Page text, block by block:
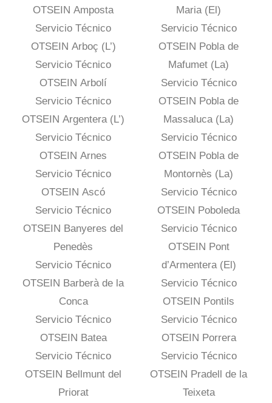
OTSEIN Amposta
Servicio Técnico
OTSEIN Arboç (L’)
Servicio Técnico
OTSEIN Arbolí
Servicio Técnico
OTSEIN Argentera (L’)
Servicio Técnico
OTSEIN Arnes
Servicio Técnico
OTSEIN Ascó
Servicio Técnico
OTSEIN Banyeres del
Penedès
Servicio Técnico
OTSEIN Barberà de la
Conca
Servicio Técnico
OTSEIN Batea
Servicio Técnico
OTSEIN Bellmunt del
Priorat
Maria (El)
Servicio Técnico
OTSEIN Pobla de
Mafumet (La)
Servicio Técnico
OTSEIN Pobla de
Massaluca (La)
Servicio Técnico
OTSEIN Pobla de
Montornès (La)
Servicio Técnico
OTSEIN Poboleda
Servicio Técnico
OTSEIN Pont
d’Armentera (El)
Servicio Técnico
OTSEIN Pontils
Servicio Técnico
OTSEIN Porrera
Servicio Técnico
OTSEIN Pradell de la
Teixeta